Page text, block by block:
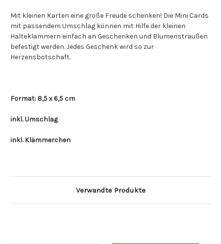
Mit kleinen Karten eine große Freude schenken! Die Mini Cards
mit passendem Umschlag können mit Hilfe der kleinen
Halteklammern einfach an Geschenken und Blumensträußen
befestigt werden. Jedes Geschenk wird so zur
Herzensbotschaft.
Format: 8,5 x 6,5 cm
inkl. Umschlag
inkl. Klämmerchen
Verwandte Produkte